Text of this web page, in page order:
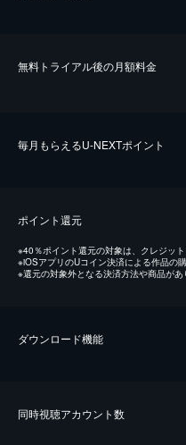
無料トライアル後の⽉額料金
毎⽉もらえるU-NEXTポイント
ポイント還元
※40％ポイント還元の対象は、クレジッ
※iOSアプリのUコイン決済による作品の
※還元の対象外となる決済方法や商品が
ダウンロード機能
同時視聴アカウント数